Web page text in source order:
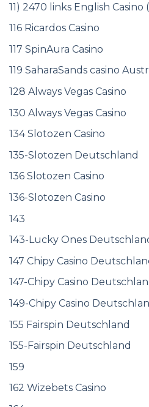
11) 2470 links English Casino
116 Ricardos Casino
117 SpinAura Casino
119 SaharaSands casino
128 Always Vegas Casino
130 Always Vegas Casino
134 Slotozen Casino
135-Slotozen Deutschland
136 Slotozen Casino
136-Slotozen Casino
143
143-Lucky Ones
147 Chipy Casino
147-Chipy Casino
149-Chipy Casino
155 Fairspin Deutschland
155-Fairspin Deutschland
159
162 Wizebets Casino